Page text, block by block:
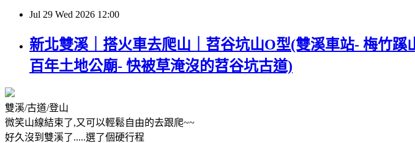
Jul 29 Wed 2026 12:00
新北雙溪｜搭火車去爬山｜苕谷坑山O型(雙溪車站- 梅竹
百年土地公廟- 快被草淹沒的苕谷坑古道)
雙溪/古道/登山
微笑山線結束了,又可以輕鬆自由的去跟爬~~
好久沒到雙溪了.....選了個硬行程